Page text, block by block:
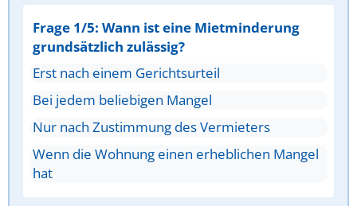
Frage 1/5: Wann ist eine Mietminderung
grundsätzlich zulässig?
Erst nach einem Gerichtsurteil
Bei jedem beliebigen Mangel
Nur nach Zustimmung des Vermieters
Wenn die Wohnung einen erheblichen Mangel
hat